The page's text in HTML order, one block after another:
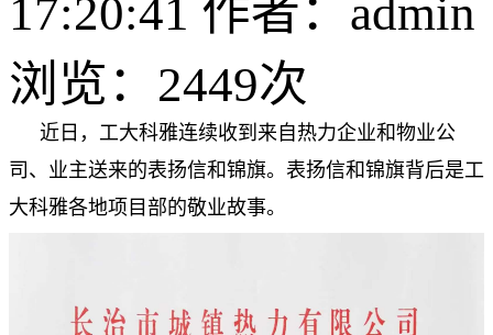
17:20:41 作者：admin
浏览： 2449次
近日，工大科雅连续收到来自热力企业和物业公
司、业主送来的表扬信和锦旗。表扬信和锦旗背后是工
大科雅各地项目部的敬业故事。